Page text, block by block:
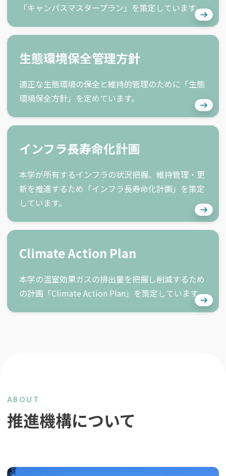
「キャンパスマスタープラン」を策定しています。
生態環境保全管理方針
適正な生態環境の保全と維持的管理のために「生態
環境保全方針」を定めています。
インフラ長寿命化計画
本学が所有するインフラの状況把握、維持管理・更
新を推進するため「インフラ長寿命化計画」を策定
しています。
Climate Action Plan
本学の温室効果ガスの排出量を把握し削減するため
の計画「Climate Action Plan」を策定しています。
ABOUT
推進機構について